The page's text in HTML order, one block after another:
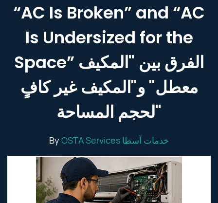
“AC Is Broken” and “AC
Is Undersized for the
Space” الفرق بين "المكيف
معطل" و"المكيف غير كافٍ
لحجم المساحة"
By OSTA Services خدمات آسطا